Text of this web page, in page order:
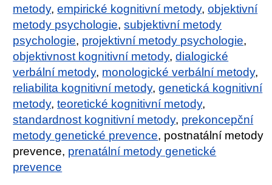
metody,empirické kognitivní metody,objektivní
metody psychologie,subjektivní metody
psychologie, projektivní metody psychologie,
objektivnost kognitivní metody,dialogické
verbální metody, monologické verbální metody,
reliabilita kognitivní metody,genetická kognitivní
metody,teoretické kognitivní metody,
standardnost kognitivní metody, prekoncepční
metody genetické prevence, postnatální metody
prevence, prenatální metody genetické
prevence